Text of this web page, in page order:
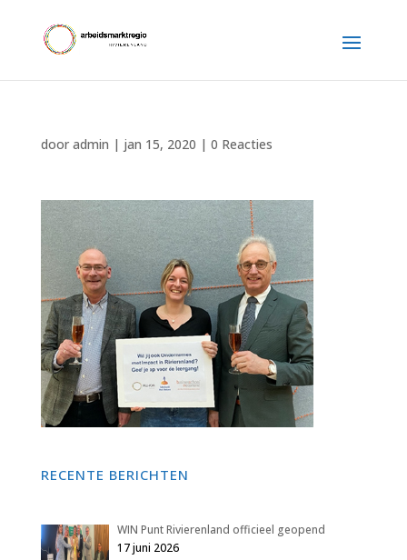
door admin | jan 15, 2020 | 0 Reacties
RECENTE BERICHTEN
WIN Punt Rivierenland officieel geopend
17 juni 2026